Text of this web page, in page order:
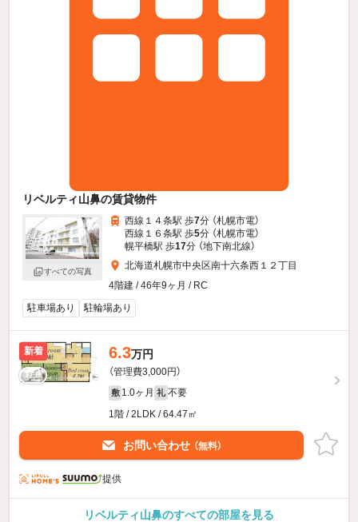
リベルティ山鼻の賃貸物件
すべての写真
西線１４条駅 歩7分 （札幌市電）
西線１６条駅 歩5分 （札幌市電）
幌平橋駅 歩17分 （地下南北線）
北海道札幌市中央区南十六条西１２丁目
4階建 / 46年9ヶ月 / RC
駐車場あり
駐輪場あり
新着 6.3万円
（管理費3,000円）
敷 1.0ヶ月 礼 不要
1階 / 2LDK / 64.47㎡
お問い合わせ （無料）
提供
リベルティ山鼻のすべての部屋を見る